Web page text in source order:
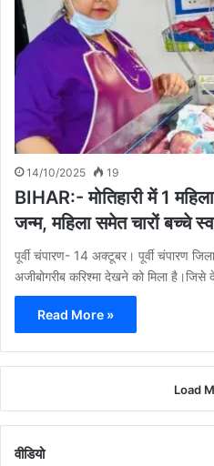
14/10/2025 19
BIHAR:- मोतिहारी में 1
जन्म, महिला समेत चारों बच्चे
पूर्वी चंपारण- 14 अक्टूबर। पूर्वी चंपारण
अजीबोगरीब करिश्मा देखने को मिला
Read More »
Load
वीडियो